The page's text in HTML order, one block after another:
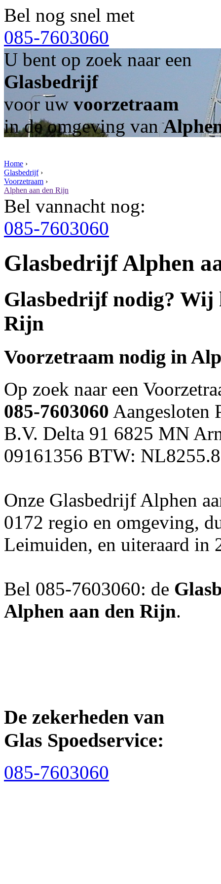
Bel nog snel met
085-7603060
U bent op zoek naar een
Glasbedrijf
voor uw voorzetraam
in de omgeving van
Home ›
Glasbedrijf›
Voorzetraam ›
Alphen aan den Rijn
Bel vannacht nog:
085-7603060
Glasbedrijf Alphen
Glasbedrijf nodig? Wij
Rijn
Voorzetraam nodig in
Op zoek naar een
085-7603060 Aangesloten
B.V. Delta 91 6825 MN
09161356 BTW:
Onze Glasbedrijf Alphen
0172 regio en omgeving,
Leimuiden, en uiteraard in
Bel 085-7603060: de
Alphen aan den Rijn.
De zekerheden van
Glas Spoedservice:
085-7603060